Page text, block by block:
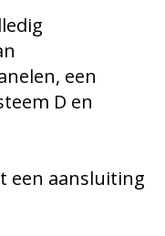
een
D en
een aansluiting